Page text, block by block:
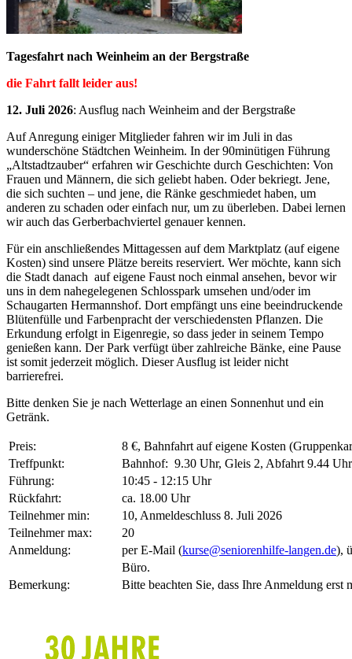
Tagesfahrt nach Weinheim an der Bergstraße
die Fahrt fallt leider aus!
12. Juli 2026: Ausflug nach Weinheim and der Bergstraße
Auf Anregung einiger Mitglieder fahren wir im Juli in das
wunderschöne Städtchen Weinheim. In der 90minütigen Führung
„Altstadtzauber“ erfahren wir Geschichte durch Geschichten: Von
Frauen und Männern, die sich geliebt haben. Oder bekriegt. Jene,
die sich suchten – und jene, die Ränke geschmiedet haben, um
anderen zu schaden oder einfach nur, um zu überleben. Dabei lernen
wir auch das Gerberbachviertel genauer kennen.
Für ein anschließendes Mittagessen auf dem Marktplatz (auf eigene
Kosten) sind unsere Plätze bereits reserviert. Wer möchte, kann sich
die Stadt danach auf eigene Faust noch einmal ansehen, bevor wir
uns in dem nahegelegenen Schlosspark umsehen und/oder im
Schaugarten Hermannshof. Dort empfängt uns eine beeindruckende
Blütenfülle und Farbenpracht der verschiedensten Pflanzen. Die
Erkundung erfolgt in Eigenregie, so dass jeder in seinem Tempo
genießen kann. Der Park verfügt über zahlreiche Bänke, eine Pause
ist somit jederzeit möglich. Dieser Ausflug ist leider nicht
barrierefrei.
Bitte denken Sie je nach Wetterlage an einen Sonnenhut und ein
Getränk.
Preis:
8 €, Bahnfahrt auf eigene Kosten
Treffpunkt:
Bahnhof: 9.30 Uhr, Gleis 2, Abfahrt 9.44 Uhr
Führung:
10:45 - 12:15 Uhr
Rückfahrt:
ca. 18.00 Uhr
Teilnehmer min:
10, Anmeldeschluss 8. Juli 2026
Teilnehmer max:
20
Anmeldung:
per E-Mail (kurse@seniorenhilfe-langen.de),
Büro.
Bemerkung:
Bitte beachten Sie, dass Ihre Anmeldung